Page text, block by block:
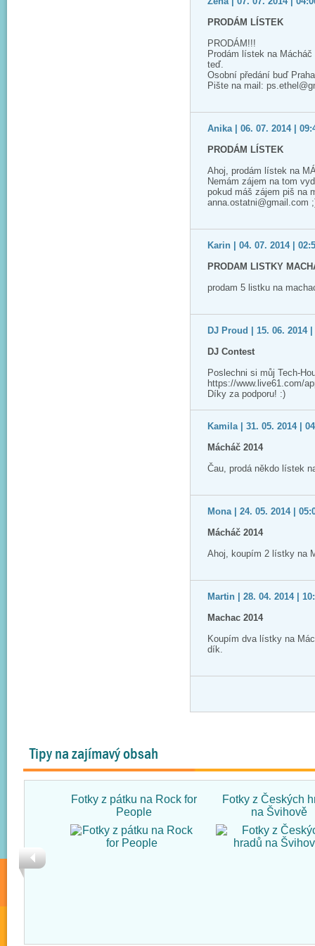
PRODÁM LÍSTEK
PRODÁM!!!
Prodám lístek na
teď.
Osobní předání buď
Pište na mail:
Anika | 06. 07. 2014 |
PRODÁM LÍSTEK
Ahoj, prodám lístek na
Nemám zájem na tom
pokud máš zájem piš na
anna.ostatni@gmail.com
Karin | 04. 07. 2014 |
PRODAM LISTKY
prodam 5 listku na
DJ Proud | 15. 06. 2014 |
DJ Contest
Poslechni si můj Tech-
https://www.live61.com/
Díky za podporu! :)
Kamila | 31. 05. 2014 |
Mácháč 2014
Čau, prodá někdo lístek
Mona | 24. 05. 2014 |
Mácháč 2014
Ahoj, koupím 2 lístky na
Martin | 28. 04. 2014 |
Machac 2014
Koupím dva lístky na
dík.
Tipy na zajímavý obsah
Fotky z pátku na Rock for
People
Fotky z Českých
na Švihově